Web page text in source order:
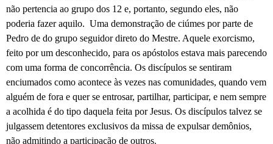
não pertencia ao grupo dos 12 e, portanto, segundo eles, não
poderia fazer aquilo. Uma demonstração de ciúmes por parte de
Pedro de do grupo seguidor direto do Mestre. Aquele exorcismo,
feito por um desconhecido, para os apóstolos estava mais parecendo
com uma forma de concorrência. Os discípulos se sentiram
enciumados como acontece às vezes nas comunidades, quando vem
alguém de fora e quer se entrosar, partilhar, participar, e nem sempre
a acolhida é do tipo daquela feita por Jesus. Os discípulos talvez se
julgassem detentores exclusivos da missa de expulsar demônios,
não admitindo a participação de outros.